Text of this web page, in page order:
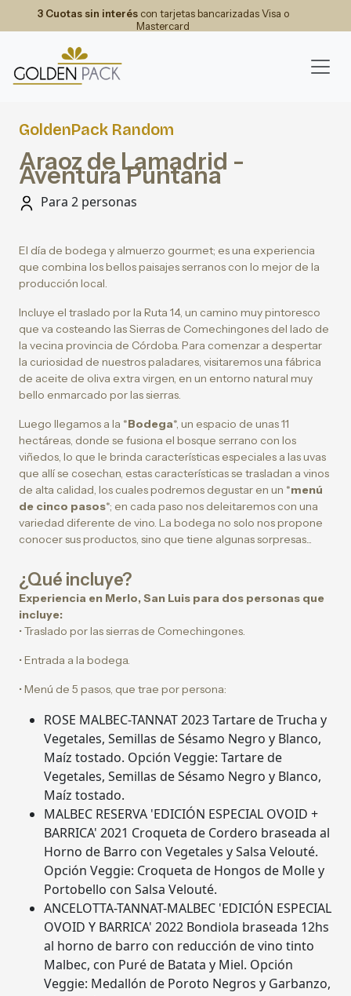
3 Cuotas sin interéscon tarjetas bancarizadas Visa o
Mastercard
GoldenPack Random
Araoz de Lamadrid -
Aventura Puntana
Para 2 personas
El día de bodega y almuerzo gourmet; es una experiencia
que combina los bellos paisajes serranos con lo mejor de la
producción local.
Incluye el traslado por la Ruta 14, un camino muy pintoresco
que va costeando las Sierras de Comechingones del lado de
la vecina provincia de Córdoba. Para comenzar a despertar
la curiosidad de nuestros paladares, visitaremos una fábrica
de aceite de oliva extra virgen, en un entorno natural muy
bello enmarcado por las sierras.
Luego llegamos a la *Bodega*, un espacio de unas 11
hectáreas, donde se fusiona el bosque serrano con los
viñedos, lo que le brinda características especiales a las uvas
que allí se cosechan, estas características se trasladan a vinos
de alta calidad, los cuales podremos degustar en un *menú
de cinco pasos*; en cada paso nos deleitaremos con una
variedad diferente de vino. La bodega no solo nos propone
conocer sus productos, sino que tiene algunas sorpresas...
¿Qué incluye?
Experiencia en Merlo, San Luis para dos personas que
incluye:
• Traslado por las sierras de Comechingones.
• Entrada a la bodega.
• Menú de 5 pasos, que trae por persona:
ROSE MALBEC-TANNAT 2023 Tartare de Trucha y
Vegetales, Semillas de Sésamo Negro y Blanco,
Maíz tostado. Opción Veggie: Tartare de
Vegetales, Semillas de Sésamo Negro y Blanco,
Maíz tostado.
MALBEC RESERVA 'EDICIÓN ESPECIAL OVOID +
BARRICA' 2021 Croqueta de Cordero braseada al
Horno de Barro con Vegetales y Salsa Velouté.
Opción Veggie: Croqueta de Hongos de Molle y
Portobello con Salsa Velouté.
ANCELOTTA-TANNAT-MALBEC 'EDICIÓN ESPECIAL
OVOID Y BARRICA' 2022 Bondiola braseada 12hs
al horno de barro con reducción de vino tinto
Malbec, con Puré de Batata y Miel. Opción
Veggie: Medallón de Poroto Negros y Garbanzo,